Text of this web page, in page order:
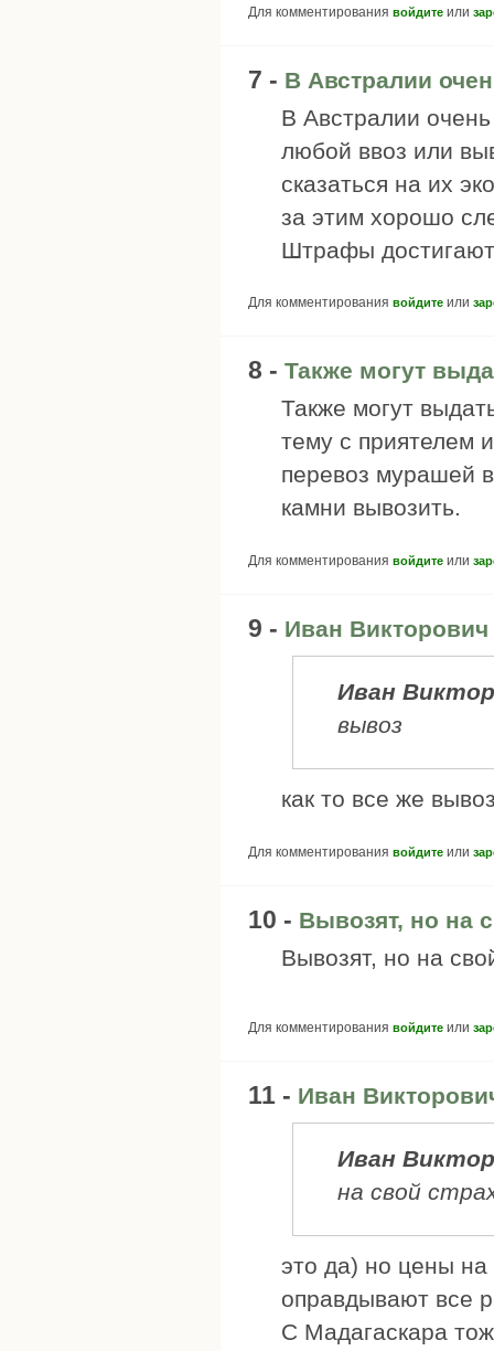
Для комментирования войдите или
7 - В Австралии
В Австралии
любой ввоз или
сказаться на их
за этим хорошо
Штрафы
Для комментирования войдите или
8 - Также могут
Также могут
тему с приятелем
перевоз мурашей
камни вывозить.
Для комментирования войдите или
9 - Иван
Иван
вывоз
как то все же
Для комментирования войдите или
10 - Вывозят, но на
Вывозят, но на
Для комментирования войдите или
11 - Иван
Иван
на свой
это да) но цены
оправдывают все
С Мадагаскара